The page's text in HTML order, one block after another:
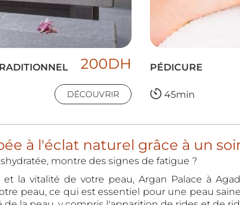
200DH
DÉCOUVRIR
PÉDICURE
45min
à l'éclat naturel grâce à un
montre des signes de fatigue ?
et la vitalité de votre peau, Argan Palace à
peau, ce qui est essentiel pour une peau